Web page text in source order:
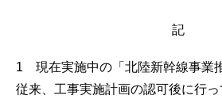
記
1 現在実施中の「北陸新幹線事業
従来、工事実施計画の認可後に行っ